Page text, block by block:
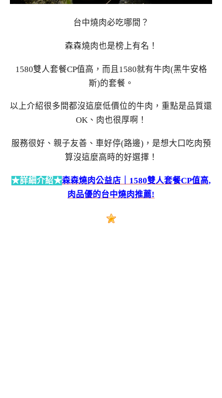
台中燒肉必吃哪間？
森森燒肉也是榜上有名！
1580雙人套餐CP值高，而且1580就有牛肉(黑牛安格
斯)的套餐。
以上介紹很多間都沒這麼低價位的牛肉，重點是品質還
OK、肉也很厚啊！
服務很好、親子友善、車好停(路邊)，是想大口吃肉預
算沒這麼高時的好選擇！
★詳細介紹★森森燒肉公益店｜1580雙人套餐CP值高,
肉品優的台中燒肉推薦!